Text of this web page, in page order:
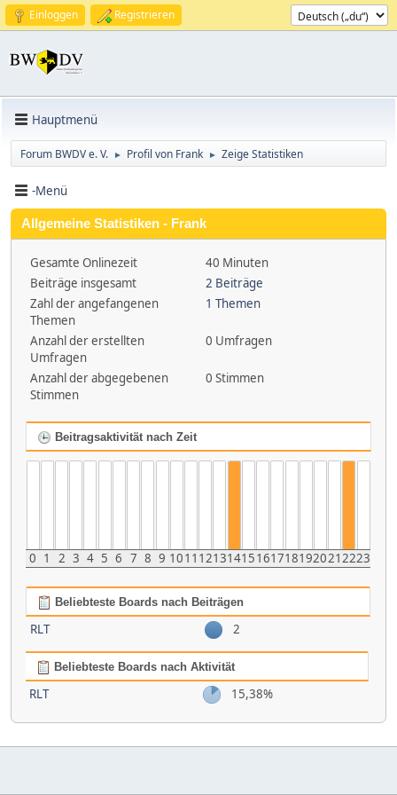
Einloggen Registrieren
Hauptmenü
Forum BWDV e. V. ► Profil von Frank ► Zeige Statistiken
-Menü
Allgemeine Statistiken - Frank
Gesamte Onlinezeit
40 Minuten
Beiträge insgesamt
2 Beiträge
Zahl der angefangenen
Themen
1 Themen
Anzahl der erstellten
Umfragen
0 Umfragen
Anzahl der abgegebenen
Stimmen
0 Stimmen
Beitragsaktivität nach Zeit
0 1 2 3 4 5 6 7 8 9 1011 121314151617181920212223
Beliebteste Boards nach Beiträgen
RLT 2
Beliebteste Boards nach Aktivität
RLT 15,38%